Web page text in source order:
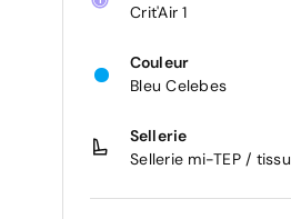
Crit'Air 1
Couleur
Bleu Celebes
Sellerie
Sellerie mi-TEP / tissu